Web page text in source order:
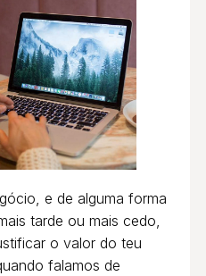
e de alguma forma
tarde ou mais cedo,
o valor do teu
falamos de